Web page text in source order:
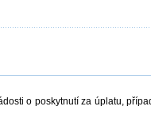
o poskytnutí za úplatu,